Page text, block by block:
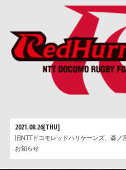
2021.08.26[THU]
旧NTTドコモレッドハリケーンズ、森
お知らせ